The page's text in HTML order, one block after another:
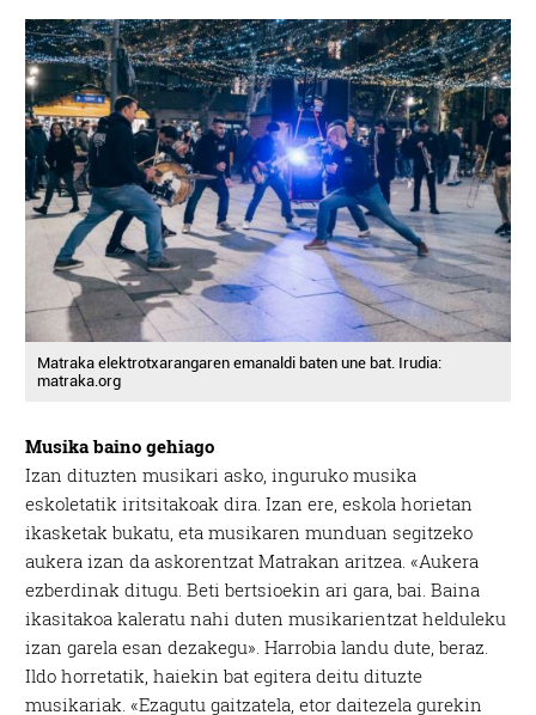
Matraka elektrotxarangaren emanaldi baten une bat. Irudia:
matraka.org
Musika baino gehiago
Izan dituzten musikari asko, inguruko musika
eskoletatik iritsitakoak dira. Izan ere, eskola horietan
ikasketak bukatu, eta musikaren munduan segitzeko
aukera izan da askorentzat Matrakan aritzea. «Aukera
ezberdinak ditugu. Beti bertsioekin ari gara, bai. Baina
ikasitakoa kaleratu nahi duten musikarientzat helduleku
izan garela esan dezakegu». Harrobia landu dute, beraz.
Ildo horretatik, haiekin bat egitera deitu dituzte
musikariak. «Ezagutu gaitzatela, etor daitezela gurekin